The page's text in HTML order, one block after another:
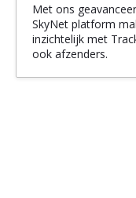
Met ons
SkyNet platform
inzichtelijk met
ook afzenders.